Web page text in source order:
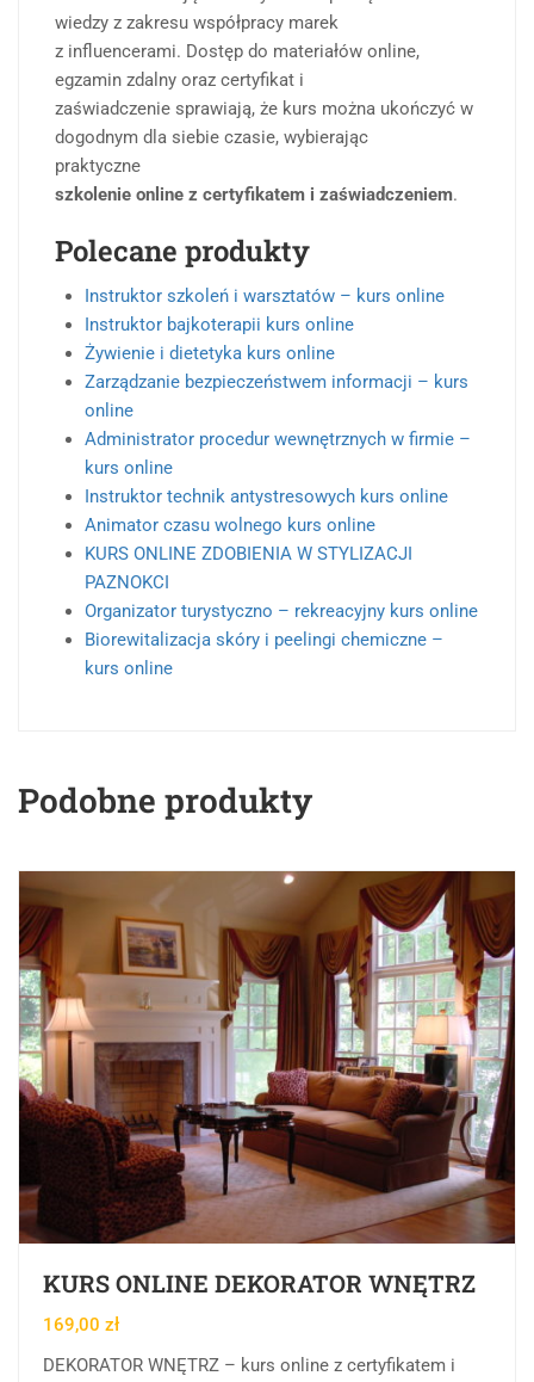
wiedzy z zakresu współpracy marek
z influencerami. Dostęp do materiałów online,
egzamin zdalny oraz certyfikat i
zaświadczenie sprawiają, że kurs można ukończyć w
dogodnym dla siebie czasie, wybierając
praktyczne
szkolenie online z certyfikatem i zaświadczeniem.
Polecane produkty
Instruktor szkoleń i warsztatów – kurs online
Instruktor bajkoterapii kurs online
Żywienie i dietetyka kurs online
Zarządzanie bezpieczeństwem informacji – kurs
online
Administrator procedur wewnętrznych w firmie –
kurs online
Instruktor technik antystresowych kurs online
Animator czasu wolnego kurs online
KURS ONLINE ZDOBIENIA W STYLIZACJI
PAZNOKCI
Organizator turystyczno – rekreacyjny kurs online
Biorewitalizacja skóry i peelingi chemiczne –
kurs online
Podobne produkty
KURS ONLINE DEKORATOR WNĘTRZ
169,00 zł
DEKORATOR WNĘTRZ – kurs online z certyfikatem i